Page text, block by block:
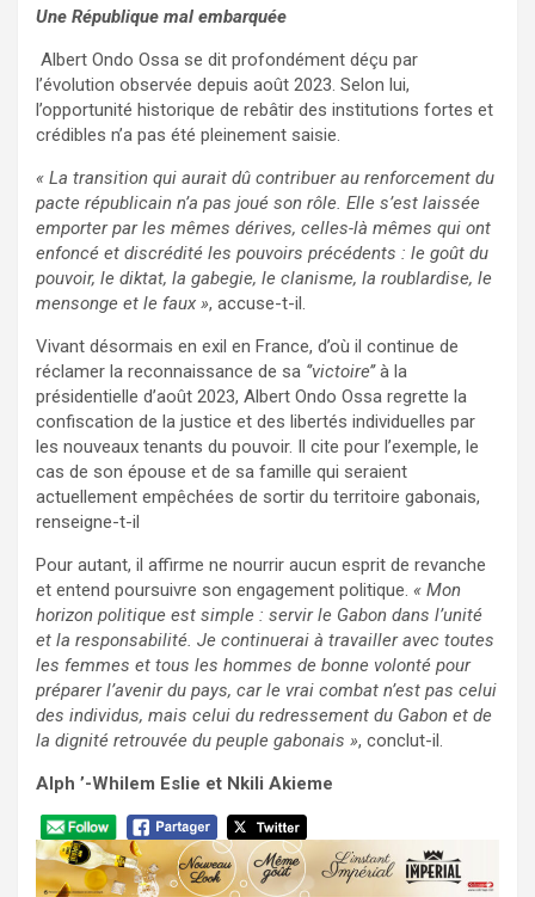
Une République mal embarquée
Albert Ondo Ossa se dit profondément déçu par
l’évolution observée depuis août 2023. Selon lui,
l’opportunité historique de rebâtir des institutions fortes et
crédibles n’a pas été pleinement saisie.
« La transition qui aurait dû contribuer au renforcement du
pacte républicain n’a pas joué son rôle. Elle s’est laissée
emporter par les mêmes dérives, celles-là mêmes qui ont
enfoncé et discrédité les pouvoirs précédents : le goût du
pouvoir, le diktat, la gabegie, le clanisme, la roublardise, le
mensonge et le faux », accuse-t-il.
Vivant désormais en exil en France, d’où il continue de
réclamer la reconnaissance de sa ‘’victoire’’à la
présidentielle d’août 2023, Albert Ondo Ossa regrette la
confiscation de la justice et des libertés individuelles par
les nouveaux tenants du pouvoir. Il cite pour l’exemple, le
cas de son épouse et de sa famille qui seraient
actuellement empêchées de sortir du territoire gabonais,
renseigne-t-il
Pour autant, il affirme ne nourrir aucun esprit de revanche
et entend poursuivre son engagement politique. « Mon
horizon politique est simple : servir le Gabon dans l’unité
et la responsabilité. Je continuerai à travailler avec toutes
les femmes et tous les hommes de bonne volonté pour
préparer l’avenir du pays, car le vrai combat n’est pas celui
des individus, mais celui du redressement du Gabon et de
la dignité retrouvée du peuple gabonais », conclut-il.
Alph ’-Whilem Eslie et Nkili Akieme